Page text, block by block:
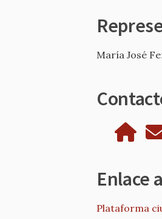
María José
Enlace
Plataforma